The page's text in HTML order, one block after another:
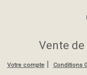
Vente
Votre compte| Conditions